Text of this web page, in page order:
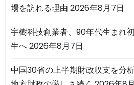
場を訪れる理由 2026年8月7日
宇樹科技創業者、90年代生まれ
生へ2026年8月7日
中国30省の上半期財政収支を分